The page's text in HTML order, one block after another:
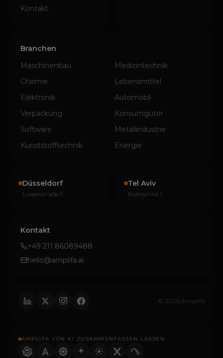
Kontakt
Branchen
Maschinenbau
Medizintechnik
Chemie
Lebensmittel
Elektronik
Automobil
Verpackung
Konsumgüter
Software
Metallindustrie
Kunststofftechnik
Energie
Düsseldorf
Luisenstraße 9
Tel Aviv
Rothschild 1
Kontakt
+49 211 86089488
hello@amplifa.ai
© 2026 Amplifa
AMPLIFA VON KI ZUSAMMENFASSEN LASSEN